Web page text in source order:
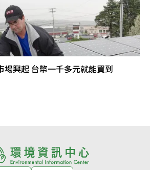
場興起 台幣一千多元就能買到